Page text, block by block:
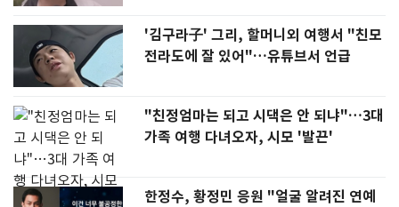
'김구라子' 그리, 할머니외 여행서 "친모
전라도에 잘 있어"…유튜브서 언급
"친정엄마는 되고 시댁은 안 되냐"…3대
가족 여행 다녀오자, 시모 '발끈'
한정수, 황정민 응원 "얼굴 알려진 연예